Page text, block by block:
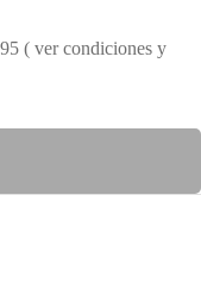
( ver condiciones y